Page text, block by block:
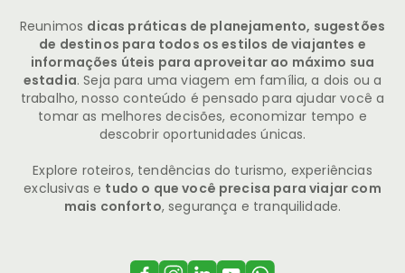
Reunimos dicas práticas de planejamento, sugestões
de destinos para todos os estilos de viajantes e
informações úteis para aproveitar ao máximo sua
estadia. Seja para uma viagem em família, a dois ou a
trabalho, nosso conteúdo é pensado para ajudar você a
tomar as melhores decisões, economizar tempo e
descobrir oportunidades únicas.
Explore roteiros, tendências do turismo, experiências
exclusivas e tudo o que você precisa para viajar com
mais conforto, segurança e tranquilidade.